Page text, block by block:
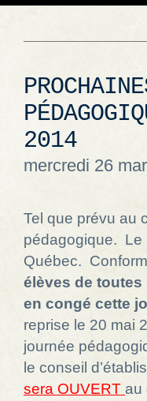
2014
mercredi 26
Tel que prévu au
pédagogique. Le
Québec.
élèves de
en congé cette
reprise le 20 mai
journée
le conseil
sera OUVERT au